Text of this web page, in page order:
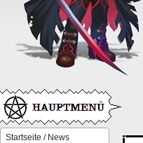
Startseite / News